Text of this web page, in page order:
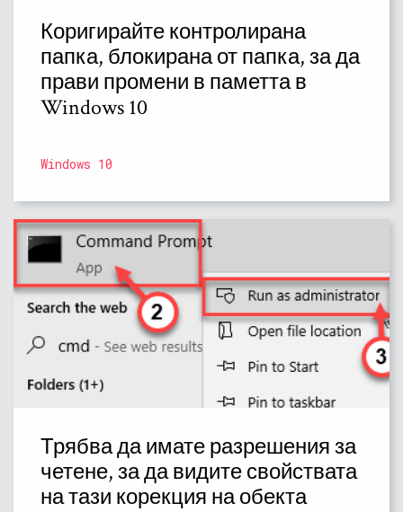
Коригирайте контролирана
папка, блокирана от папка, за да
прави промени в паметта в
Windows 10
Windows 10
Трябва да имате разрешения за
четене, за да видите свойствата
на тази корекция на обекта